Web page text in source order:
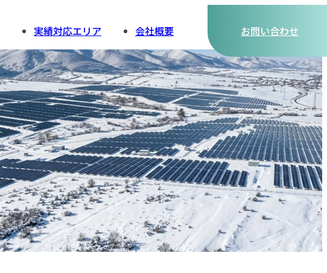
実績対応エリア 会社概要 お問い合わせ